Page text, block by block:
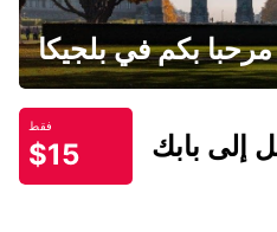
مرحبا بكم في بلجيكا
فقط
$15 إلى بابك